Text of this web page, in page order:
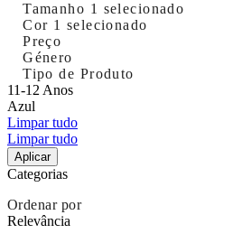
Tamanho 1 selecionado
Cor 1 selecionado
Preço
Género
Tipo de Produto
11-12 Anos
Azul
Limpar tudo
Limpar tudo
Aplicar
Categorias
Ordenar por
Relevância